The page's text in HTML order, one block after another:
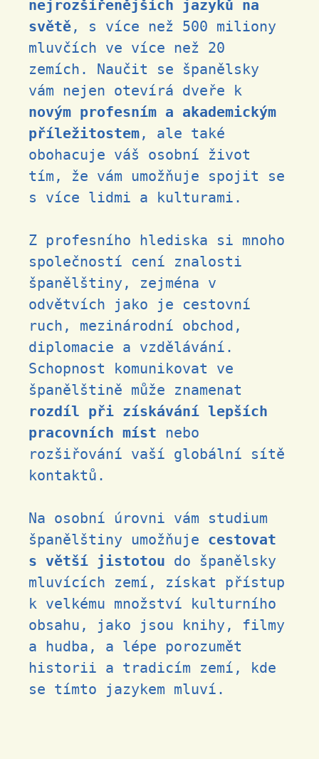
nejrozšířenějších jazyků na
světě, s více než 500 miliony
mluvčích ve více než 20
zemích. Naučit se španělsky
vám nejen otevírá dveře k
novým profesním a akademickým
příležitostem, ale také
obohacuje váš osobní život
tím, že vám umožňuje spojit se
s více lidmi a kulturami.
Z profesního hlediska si mnoho
společností cení znalosti
španělštiny, zejména v
odvětvích jako je cestovní
ruch, mezinárodní obchod,
diplomacie a vzdělávání.
Schopnost komunikovat ve
španělštině může znamenat
rozdíl při získávání lepších
pracovních míst nebo
rozšiřování vaší globální sítě
kontaktů.
Na osobní úrovni vám studium
španělštiny umožňuje cestovat
s větší jistotou do španělsky
mluvících zemí, získat přístup
k velkému množství kulturního
obsahu, jako jsou knihy, filmy
a hudba, a lépe porozumět
historii a tradicím zemí, kde
se tímto jazykem mluví.